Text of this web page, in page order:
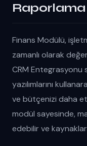
Raporlama
Finans Modülü,
zamanlı olarak
CRM Entegrasyonu
yazılımlarını
ve bütçenizi daha
modül sayesinde,
edebilir ve